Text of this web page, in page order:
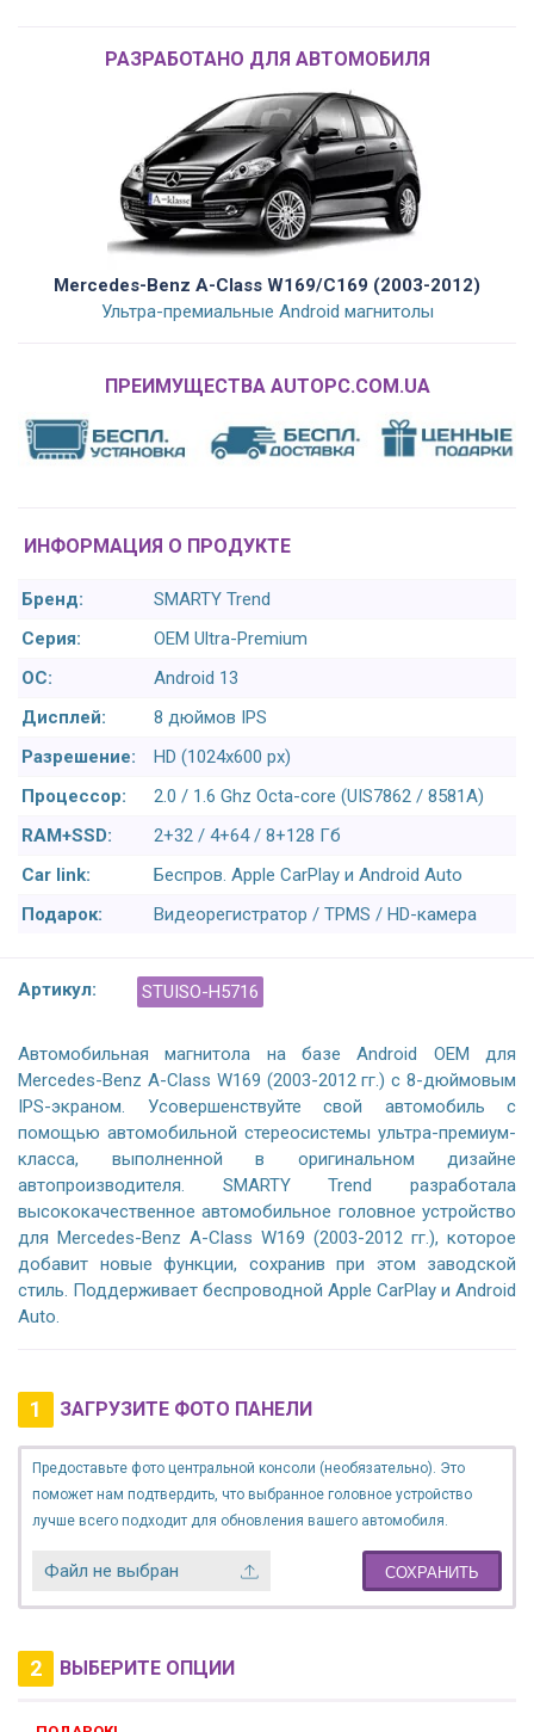
РАЗРАБОТАНО ДЛЯ АВТОМОБИЛЯ
Mercedes-Benz A-Class W169/C169 (2003-2012)
Ультра-премиальные Android магнитолы
ПРЕИМУЩЕСТВА AUTOPC.COM.UA
ИНФОРМАЦИЯ О ПРОДУКТЕ
Бренд:
SMARTY Trend
Серия:
OEM Ultra-Premium
ОС:
Android 13
Дисплей:
8 дюймов IPS
Разрешение:
HD (1024х600 px)
Процессор:
2.0 / 1.6 Ghz Octa-core (UIS7862 / 8581A)
RAM+SSD:
2+32 / 4+64 / 8+128 Гб
Car link:
Беспров. Apple CarPlay и Android Auto
Подарок:
Видеорегистратор / TPMS / HD-камера
Артикул: STUISO-H5716
Автомобильная магнитола на базе Android OEM для
Mercedes-Benz A-Class W169 (2003-2012 гг.) с 8-дюймовым
IPS-экраном. Усовершенствуйте свой автомобиль с
помощью автомобильной стереосистемы ультра-премиум-
класса, выполненной в оригинальном дизайне
автопроизводителя. SMARTY Trend разработала
высококачественное автомобильное головное устройство
для Mercedes-Benz A-Class W169 (2003-2012 гг.), которое
добавит новые функции, сохранив при этом заводской
стиль. Поддерживает беспроводной Apple CarPlay и Android
Auto.
1 ЗАГРУЗИТЕ ФОТО ПАНЕЛИ
Предоставьте фото центральной консоли (необязательно). Это
поможет нам подтвердить, что выбранное головное устройство
лучше всего подходит для обновления вашего автомобиля.
Файл не выбран СОХРАНИТЬ
2 ВЫБЕРИТЕ ОПЦИИ